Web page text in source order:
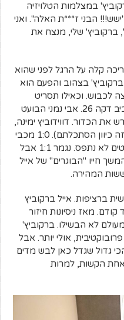
במצלמות הטלויזיה
הבני ז***ת האלה". ואני
ברקוביץ' שלי, מנצח את
קלה על הרגל לפני שהוא
הלב. מחזור 27, שוב ברקוביץ' בצהוב והפעם הוא
לכבוש. וכאילו תסריט
שנכתב מראש, פנדל למכבי תל אביב דקה 26. אבי נמני הבועט
את הכדור. דווידוביץ ימינה,
הכדור שמאלה (או הפוך, תלוי מאיזה כיוון הסתכלתם). 1:0 מכבי
תל אביב. אייל ברקוביץ'. צמד משפטים לא נתפס. נגמר 1:1 אבל
חייו "הבוגרים" של אייל
המהירה.
ברציפות. אייל ברקוביץ
מאז ניסיונות חיזור
לא הבשילו. ברקוביץ'
אולי יותר. אבל
גדול שגדל כאן לבש מדים
אחת הקשות, למרות